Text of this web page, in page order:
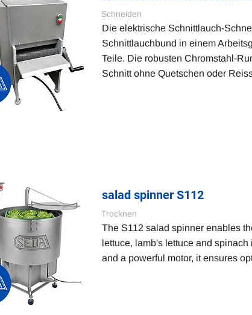
Schneiden
Die elektrische Schnittlauch-
Schnittlauchbund in einem
Teile. Die robusten Chromstahl-
Schnitt ohne Quetschen oder
salad spinner S112
Trocknen
The S112 salad spinner enables
lettuce, lamb's lettuce and
and a powerful motor, it ensures